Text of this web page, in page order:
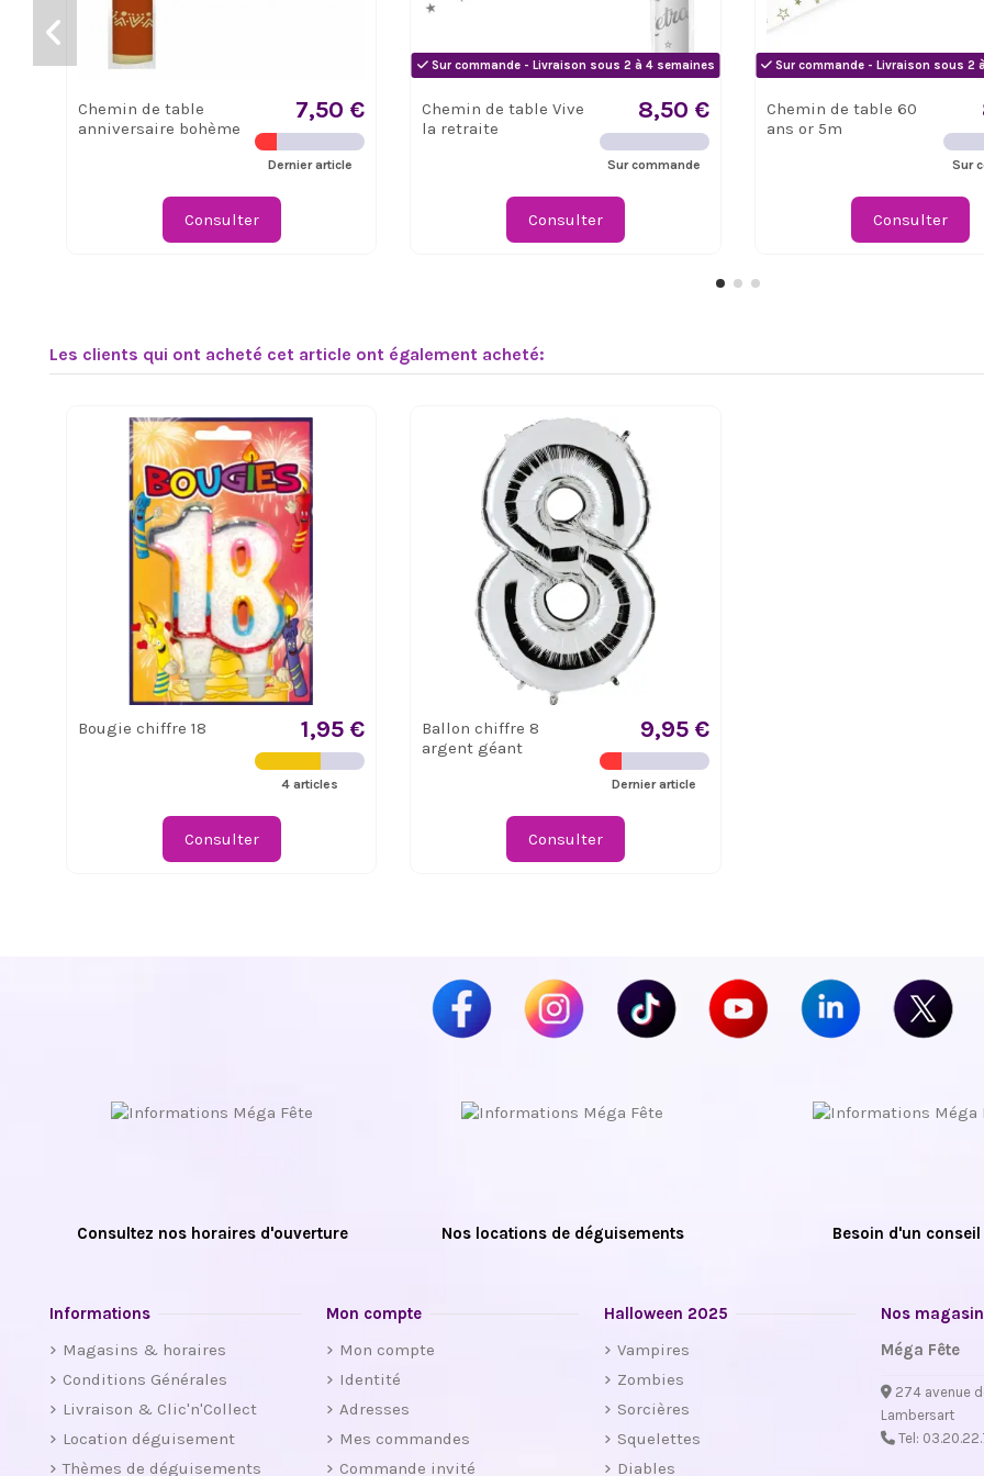
Chemin de table
anniversaire bohème
7,50 €
Dernier article
Consulter
Sur commande - Livraison sous 2 à 4 semaines
Chemin de table Vive
la retraite
8,50 €
Sur commande
Consulter
Sur commande - Livraison sous 2
Chemin de table 60
ans or 5m
Sur
Consulter
Les clients qui ont acheté cet article ont également acheté:
Bougie chiffre 18 1,95 €
4 articles
Consulter
Ballon chiffre 8
argent géant
9,95 €
Dernier article
Consulter
Consultez nos horaires d'ouverture Nos locations de déguisements Besoin d'un conseil
Informations
Magasins & horaires
Conditions Générales
Livraison & Clic'n'Collect
Location déguisement
Thèmes de déguisements
Mon compte
Mon compte
Identité
Adresses
Mes commandes
Commande invité
Halloween 2025
Vampires
Zombies
Sorcières
Squelettes
Diables
Nos
Méga Fête
274 avenue
Lambersart
Tel: